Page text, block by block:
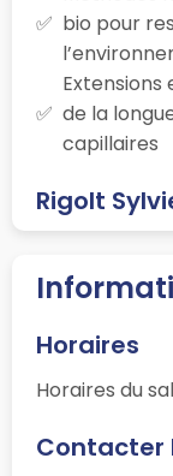
bio pour
Extensions
de la
capillaires
Rigolt
Horaires
Horaires du
Contacter